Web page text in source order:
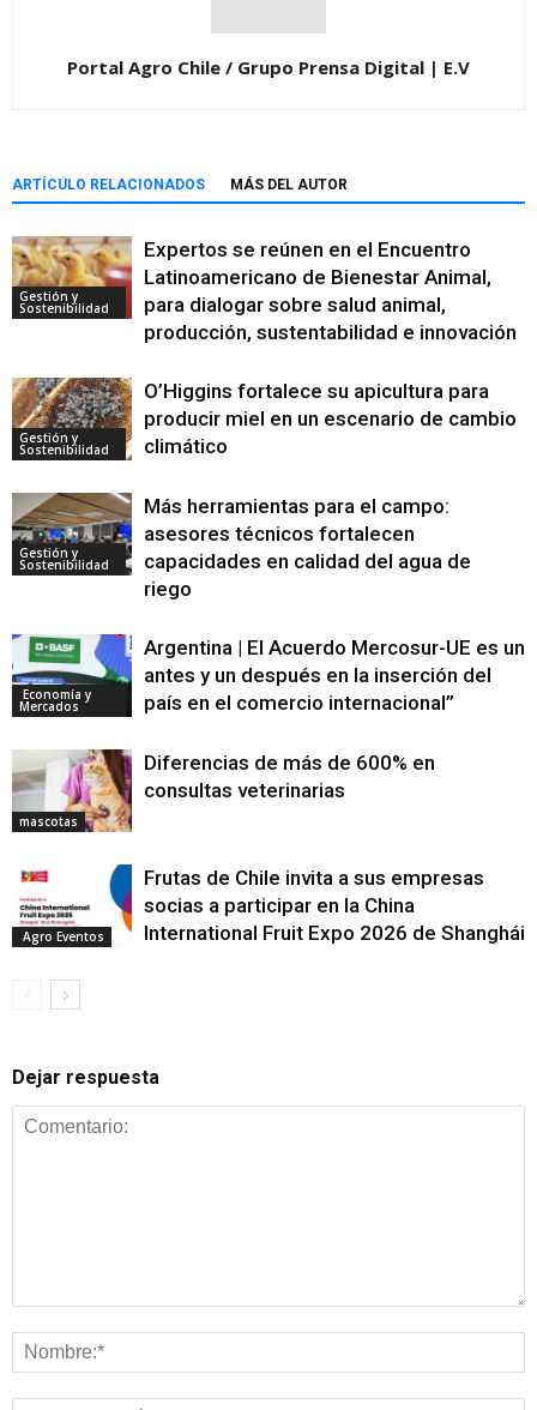
Portal Agro Chile / Grupo Prensa Digital | E.V
ARTÍCULO RELACIONADOS MÁS DEL AUTOR
Gestión y
Sostenibilidad
Expertos se reúnen en el Encuentro
Latinoamericano de Bienestar Animal,
para dialogar sobre salud animal,
producción, sustentabilidad e innovación
Gestión y
Sostenibilidad
O’Higgins fortalece su apicultura para
producir miel en un escenario de cambio
climático
Gestión y
Sostenibilidad
Más herramientas para el campo:
asesores técnicos fortalecen
capacidades en calidad del agua de
riego
Economía y
Mercados
Argentina | El Acuerdo Mercosur-UE es un
antes y un después en la inserción del
país en el comercio internacional”
mascotas
Diferencias de más de 600% en
consultas veterinarias
Agro Eventos
Frutas de Chile invita a sus empresas
socias a participar en la China
International Fruit Expo 2026 de Shanghái
Dejar respuesta